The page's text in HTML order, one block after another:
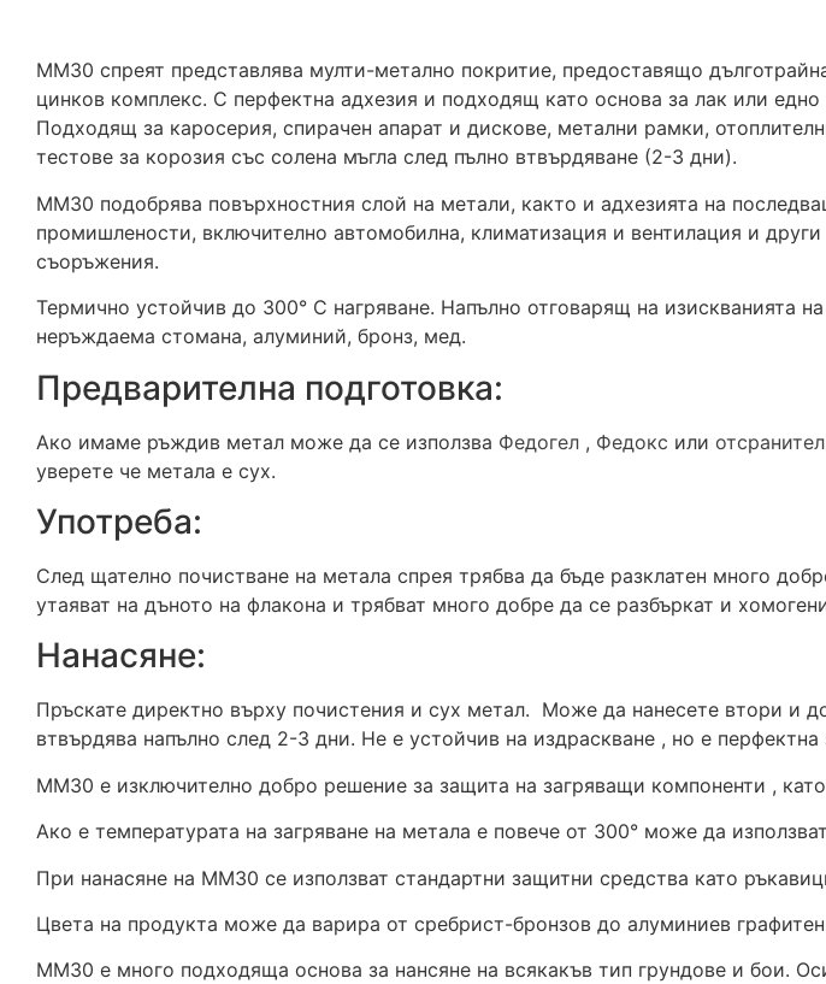
MM30 спреят представлява мулти-метално покритие, предоставящо
цинков комплекс. С перфектна адхезия и подходящ като основа за лак или
Подходящ за каросерия, спирачен апарат и дискове, метални рамки,
тестове за корозия със солена мъгла след пълно втвърдяване (2-3 дни).
MM30 подобрява повърхностния слой на метали, както и адхезията на
промишлености, включително автомобилна, климатизация и вентилация и
съоръжения.
Термично устойчив до 300° C нагряване. Напълно отговарящ на изискванията на
неръждаема стомана, алуминий, бронз, мед.
Предварителна подготовка:
Ако имаме ръждив метал може да се използва Федогел , Федокс или
уверете че метала е сух.
Употреба:
След щателно почистване на метала спрея трябва да бъде разклатен много
утаяват на дъното на флакона и трябват много добре да се разбъркат и
Нанасяне:
Пръскате директно върху почистения и сух метал. Може да нанесете втори и
втвърдява напълно след 2-3 дни. Не е устойчив на издраскване , но е
ММ30 е изключително добро решение за защита на загряващи компоненти ,
Ако е температурата на загряване на метала е повече от 300° може да
При нанасяне на ММ30 се използват стандартни защитни средства като
Цвета на продукта може да варира от сребрист-бронзов до алуминиев
ММ30 е много подходяща основа за нансяне на всякакъв тип грундове и бои.